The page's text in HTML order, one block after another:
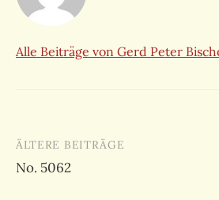
Alle Beiträge von Gerd Peter
Beitragsnavigation
ÄLTERE BEITRÄGE
No. 5062